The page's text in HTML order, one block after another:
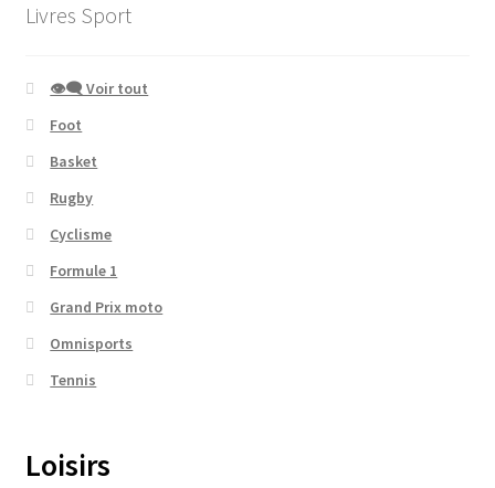
Livres Sport
👁‍🗨 Voir tout
Foot
Basket
Rugby
Cyclisme
Formule 1
Grand Prix moto
Omnisports
Tennis
Loisirs